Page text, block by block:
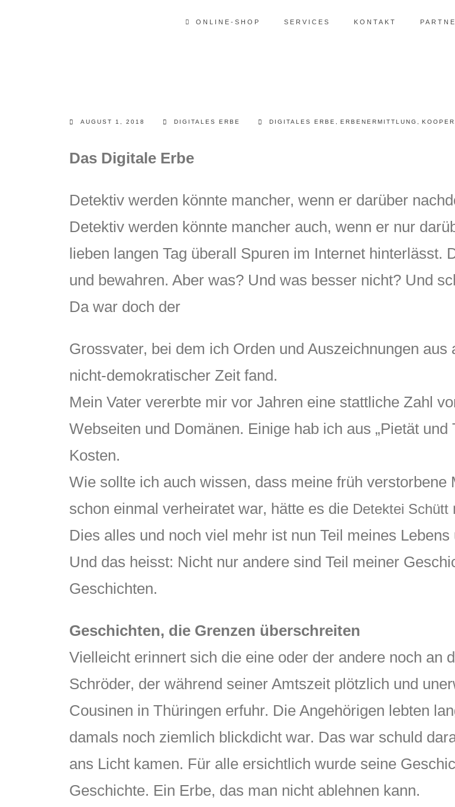
ONLINE-SHOP SERVICES KONTAKT
AUGUST 1, 2018 DIGITALES ERBE DIGITALES ERBE ERBENERMITTLUNG
Das Digitale Erbe
Detektiv werden könnte mancher, wenn er darüber
Detektiv werden könnte mancher auch, wenn er nur
lieben langen Tag überall Spuren im Internet hinterlässt.
und bewahren. Aber was? Und was besser nicht? Und
Da war doch der
Grossvater, bei dem ich Orden und Auszeichnungen aus
nicht-demokratischer Zeit fand.
Mein Vater vererbte mir vor Jahren eine stattliche Zahl
Webseiten und Domänen. Einige hab ich aus „Pietät
Kosten.
Wie sollte ich auch wissen, dass meine früh
schon einmal verheiratet war, hätte es die Detektei Schütt
Dies alles und noch viel mehr ist nun Teil meines
Und das heisst: Nicht nur andere sind Teil meiner
Geschichten.
Geschichten, die Grenzen überschreiten
Vielleicht erinnert sich die eine oder der andere noch an
Schröder, der während seiner Amtszeit plötzlich und
Cousinen in Thüringen erfuhr. Die Angehörigen lebten
damals noch ziemlich blickdicht war. Das war schuld
ans Licht kamen. Für alle ersichtlich wurde seine
Geschichte. Ein Erbe, das man nicht ablehnen kann.